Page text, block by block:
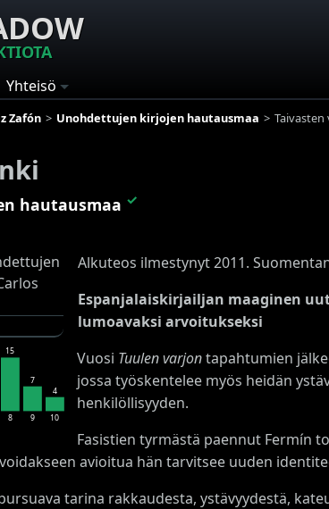
Yhteisö
Zafón Unohdettujen kirjojen hautausmaa Taivasten
hautausmaa ✓
15
8
7
9
4
10
Alkuteos ilmestynyt 2011.
Espanjalaiskirjailjan maaginen
lumoavaksi arvoitukseksi
Vuosi Tuulen varjontapahtumien
jossa työskentelee myös heidän
henkilöllisyyden.
Fasistien tyrmästä paennut Fermín
avioitua hän tarvitsee uuden
tarina rakkaudesta, ystävyydestä,